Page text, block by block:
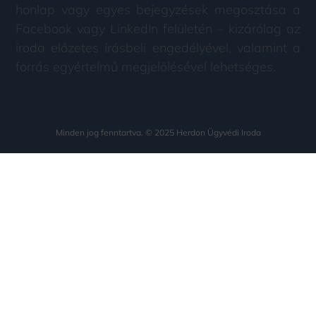
honlap vagy egyes bejegyzések megosztása a
Facebook vagy LinkedIn felületén – kizárólag az
iroda előzetes írásbeli engedélyével, valamint a
forrás egyértelmű megjelölésével lehetséges.
Minden jog fenntartva. © 2025 Herdon Ügyvédi Iroda